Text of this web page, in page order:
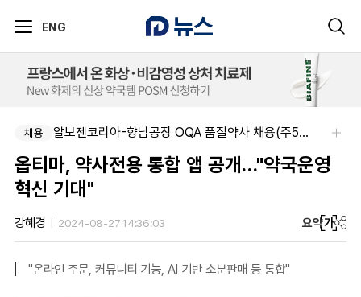
ENG
채용 알보젠코리아-향남공장 OQA 품질약사 채용(주5일/파트타임 가능)
옵티마, 약사전용 통합 앱 공개…"약국운영
혁신 기대"
강혜경 2024-08-27 14:36:03 요약가
"온라인 주문, 커뮤니티 기능, AI 기반 소분판매 등 통합"